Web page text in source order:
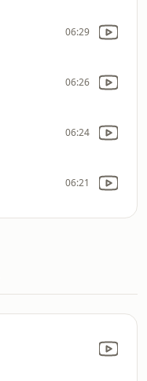
06:29
06:26
06:24
06:21